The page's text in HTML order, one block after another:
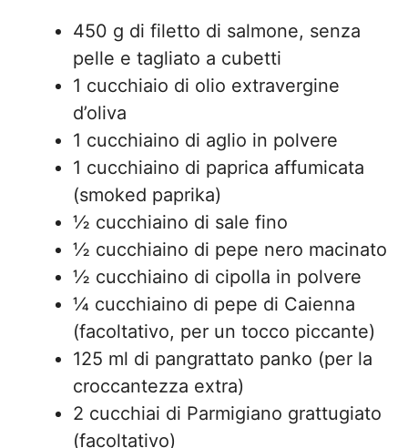
450 g di filetto di salmone, senza
pelle e tagliato a cubetti
1 cucchiaio di olio extravergine
d’oliva
1 cucchiaino di aglio in polvere
1 cucchiaino di paprica affumicata
(smoked paprika)
½ cucchiaino di sale fino
½ cucchiaino di pepe nero macinato
½ cucchiaino di cipolla in polvere
¼ cucchiaino di pepe di Caienna
(facoltativo, per un tocco piccante)
125 ml di pangrattato panko (per la
croccantezza extra)
2 cucchiai di Parmigiano grattugiato
(facoltativo)